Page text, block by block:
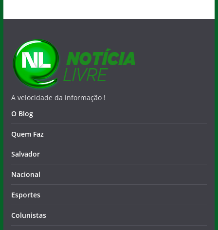
A velocidade da informação !
O Blog
Quem Faz
Salvador
Nacional
Esportes
Colunistas